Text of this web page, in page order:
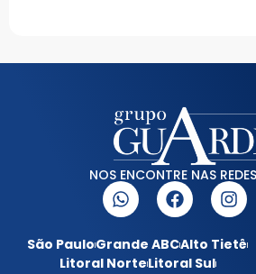
NOS ENCONTRE NAS
São PauloGrande ABCAlto Tietê
Litoral NorteLitoral Sul